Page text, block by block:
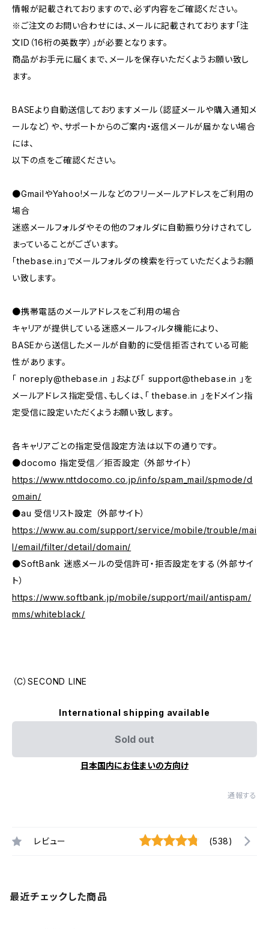
情報が記載されておりますので、必ず内容をご確認ください。
※ご注文のお問い合わせには、メールに記載されております「注
文ID（16桁の英数字）」が必要となります。
商品がお手元に届くまで、メールを保存いただくようお願い致し
ます。
BASEより自動送信しておりますメール（認証メールや購入通知メ
ールなど）や、サポートからのご案内・返信メールが届かない場合
には、
以下の点をご確認ください。
●GmailやYahoo!メールなどのフリーメールアドレスをご利用の
場合
迷惑メールフォルダやその他のフォルダに自動振り分けされてし
まっていることがございます。
「thebase.in」でメールフォルダの検索を行っていただくようお願
い致します。
●携帯電話のメールアドレスをご利用の場合
キャリアが提供している迷惑メールフィルタ機能により、
BASEから送信したメールが自動的に受信拒否されている可能
性があります。
「 noreply@thebase.in 」および「 support@thebase.in
」を
メールアドレス指定受信、もしくは、「 thebase.in 」をドメイン指
定受信に設定いただくようお願い致します。
各キャリアごとの指定受信設定方法は以下の通りです。
●docomo 指定受信／拒否設定 （外部サイト）
https://www.nttdocomo.co.jp/info/spam_mail/spmode/d
omain/
●au 受信リスト設定 （外部サイト）
https://www.au.com/support/service/mobile/trouble/mai
l/email/filter/detail/domain/
●SoftBank 迷惑メールの受信許可・拒否設定をする（外部サイ
ト）
https://www.softbank.jp/mobile/support/mail/antispam/
mms/whiteblack/
（C）SECOND LINE
International shipping available
Sold out
日本国内にお住まいの方向け
通報する
レビュー (538)
最近チェックした商品